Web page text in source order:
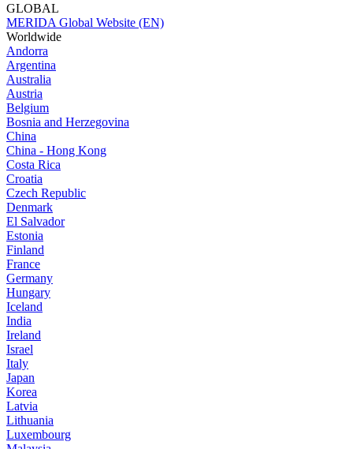
GLOBAL
MERIDA Global Website (EN)
Worldwide
Andorra
Argentina
Australia
Austria
Belgium
Bosnia and Herzegovina
China
China - Hong Kong
Costa Rica
Croatia
Czech Republic
Denmark
El Salvador
Estonia
Finland
France
Germany
Hungary
Iceland
India
Ireland
Israel
Italy
Japan
Korea
Latvia
Lithuania
Luxembourg